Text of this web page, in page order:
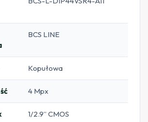
BCS LINE
Kopułowa
4 Mpx
1/2.9” CMOS